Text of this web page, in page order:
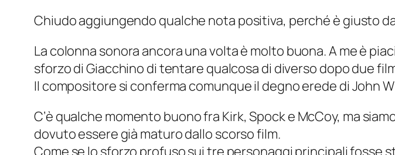
Chiudo aggiungendo qualche nota positiva, perché è giusto
La colonna sonora ancora una volta è molto buona. A me è
sforzo di Giacchino di tentare qualcosa di diverso dopo due
Il compositore si conferma comunque il degno erede di John
C’è qualche momento buono fra Kirk, Spock e McCoy, ma
dovuto essere già maturo dallo scorso film.